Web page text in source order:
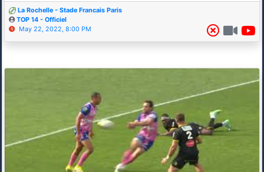
La Rochelle - Stade Francais Paris
TOP 14 - Officiel
May 22, 2022, 8:00 PM